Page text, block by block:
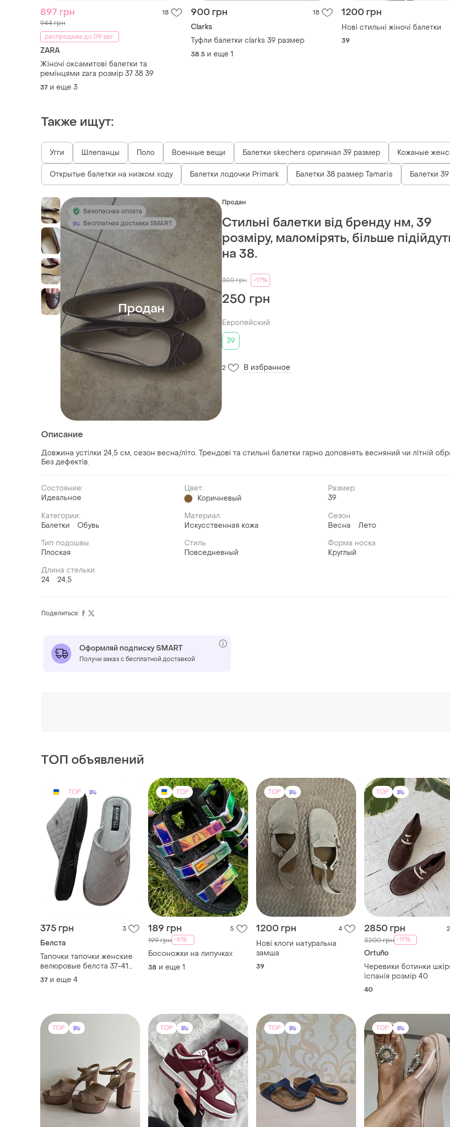
897 грн 18
944 грн
распродажа до 09 авг.
ZARA
Жіночі оксамитові балетки та
ремінцями zara розмір 37 38 39
37 и еще 3
900 грн 18
Clarks
Туфли балетки clarks 39 размер
38.5 и еще 1
1200 грн
Нові стильні жіночі балетки
39
Также ищут:
Угги Шлепанцы Поло Военные вещи Балетки skechers оригинал 39 размер Кожаные
Открытые балетки на низком ходу Балетки лодочки Primark Балетки 38 размер Tamaris Балетки
Безопасная оплата
Бесплатная доставка SMART
Продан
Продан
Стильні балетки від бренду нм, 39
розміру, маломірять, більше
на 38.
300грн -17%
250 грн
Европейский
39
2 В избранное
Описание
Довжина устілки 24,5 см, сезон весна/літо. Трендові та стильні балетки гарно доповнять весняний чи літній
Без дефектів.
Состояние:
Идеальное
Цвет:
Коричневый
Размер:
39
Категории:
Балетки
Обувь
Материал
Искусственная кожа
Сезон
Весна
Лето
Тип подошвы
Плоская
Стиль
Повседневный
Форма носка
Круглый
Длина стельки
24
24,5
Поделиться:
Оформляй подписку SMART
Получи заказ с бесплатной доставкой
375 грн 3
Белста
Тапочки тапочки женские
велюровые белста 37-41
189 грн 5
199 грн -6%
Босоножки на липучках
38 и еще 1
1200 грн 4
Нові клоги натуральна
замша
39
2850 грн 2
3200 грн -11%
Ortuño
Черевики ботинки
іспанія розмір 40
40
TOP
850 грн 3
TOP
2800 грн 29
Nike
850 грн 3
TOP
900 грн
Loretta